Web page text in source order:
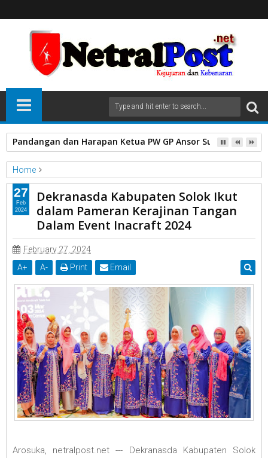
Pandangan dan Harapan Ketua PW GP Ansor Sumatera
Home
Dinas KOMINFO solok
Dekranasda Kabupaten Solok Ikut dalam Pameran Kerajinan
Tangan Dalam Event Inacraft 2024
Dekranasda Kabupaten Solok Ikut
dalam Pameran Kerajinan Tangan
Dalam Event Inacraft 2024
February 27, 2024
A+ A- Print Email
Arosuka, netralpost.net --- Dekranasda Kabupaten Solok
27
Feb
2024